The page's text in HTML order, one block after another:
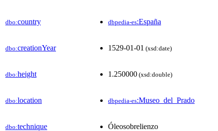
dbo:country dbpedia-es:España
dbo:creationYear 1529-01-01 (xsd:date)
dbo:height 1.250000 (xsd:double)
dbo:location dbpedia-es:Museo_del_Prado
dbo:technique Óleosobrelienzo